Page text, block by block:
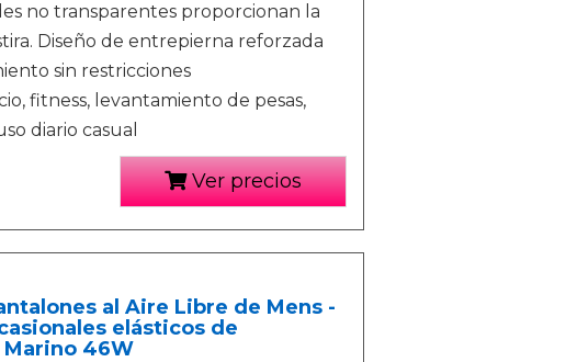
no transparentes proporcionan la
Diseño de entrepierna reforzada
sin restricciones
fitness, levantamiento de pesas,
diario casual
Ver precios
al Aire Libre de Mens -
elásticos de
Marino 46W